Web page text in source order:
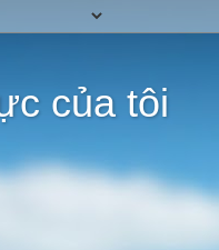
của tôi